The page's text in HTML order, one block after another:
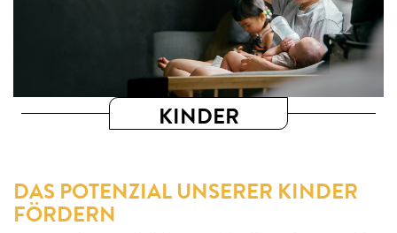
KINDER
DAS POTENZIAL UNSERER KINDER
FÖRDERN